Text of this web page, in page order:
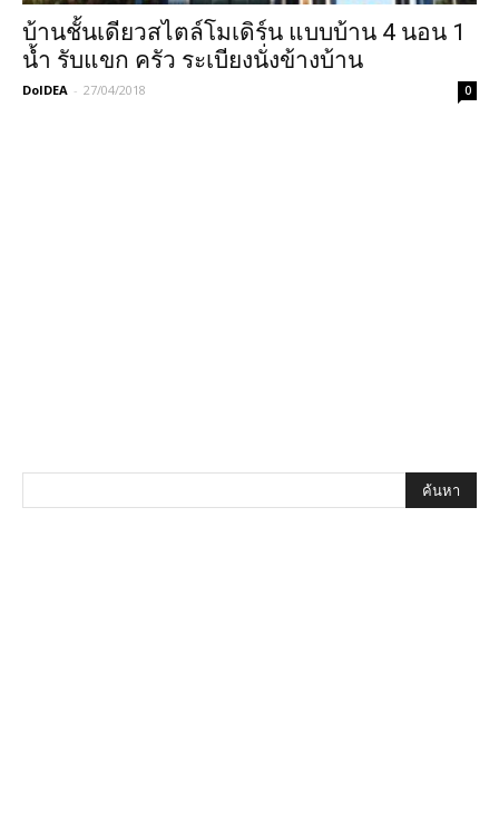
บ้านชั้นเดียวสไตล์โมเดิร์น แบบบ้าน 4 นอน 1
น้ำ รับแขก ครัว ระเบียงนั่งข้างบ้าน
DoIDEA - 27/04/2018 0